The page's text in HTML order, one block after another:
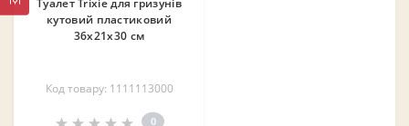
Туалет Trixie для гризунів
кутовий пластиковий
36х21х30 см
Код товару: 1111113000
0